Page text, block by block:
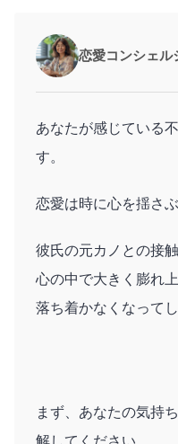
恋愛コンシェル
あなたが感じている
す。
恋愛は時に心を揺さ
彼氏の元カノとの接
心の中で大きく膨れ
落ち着かなくなって
まず、あなたの気持
解してください。